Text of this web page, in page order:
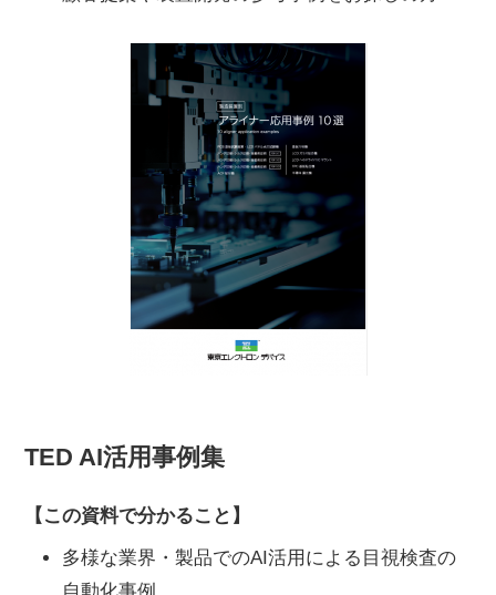
TED AI活用事例集
【この資料で分かること】
多様な業界・製品でのAI活用による目視検査の